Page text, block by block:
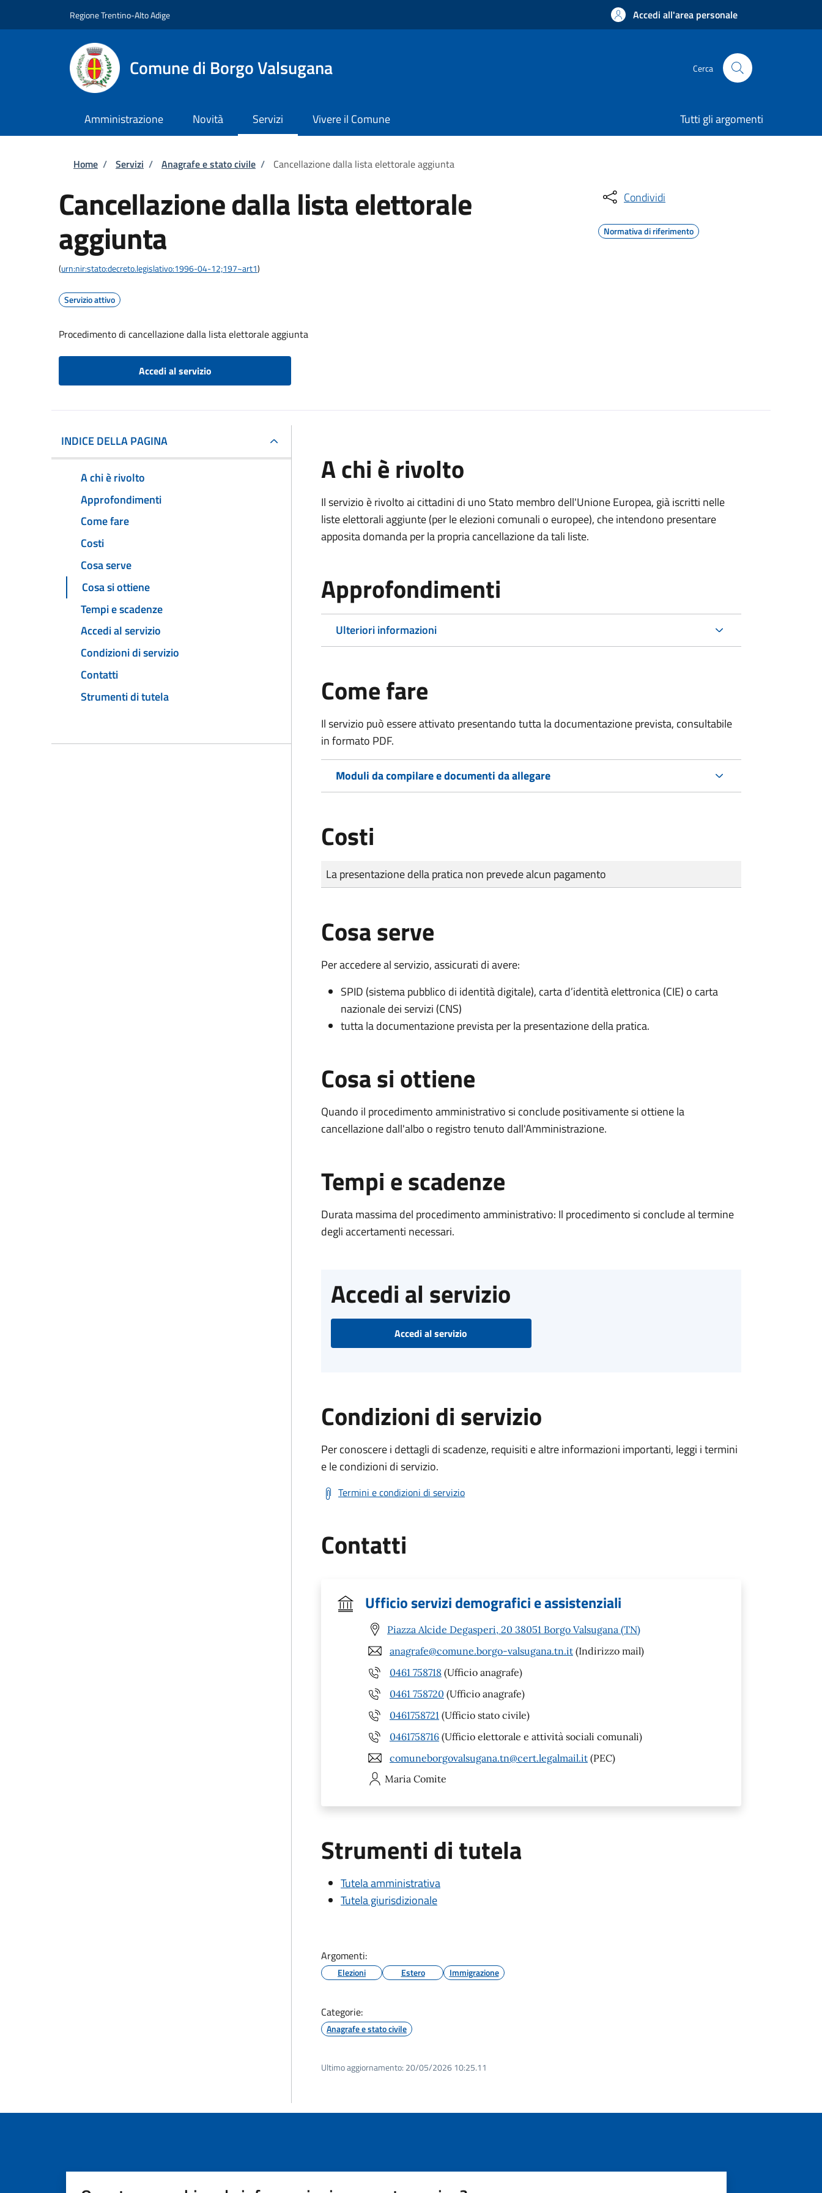
Regione Trentino-Alto Adige Accedi all'area personale
Comune di Borgo Valsugana Cerca
Amministrazione Novità Servizi Vivere il Comune Tutti gli argomenti
Briciole di pane
Home / Servizi / Anagrafe e stato civile / Cancellazione dalla lista elettorale aggiunta
Cancellazione dalla lista elettorale
aggiunta
(urn:nir:stato:decreto.legislativo:1996-04-12;197~art1)
Servizio attivo
Procedimento di cancellazione dalla lista elettorale aggiunta
Accedi al servizio
Condividi
Normativa di riferimento
INDICE DELLA PAGINA
A chi è rivolto
Approfondimenti
Come fare
Costi
Cosa serve
Cosa si ottiene
Tempi e scadenze
Accedi al servizio
Condizioni di servizio
Contatti
Strumenti di tutela
A chi è rivolto
Il servizio è rivolto ai cittadini di uno Stato membro dell'Unione Europea, già iscritti nelle
liste elettorali aggiunte (per le elezioni comunali o europee), che intendono presentare
apposita domanda per la propria cancellazione da tali liste.
Approfondimenti
Ulteriori informazioni
Come fare
Il servizio può essere attivato presentando tutta la documentazione prevista, consultabile
in formato PDF.
Moduli da compilare e documenti da allegare
Costi
Tipo di pagamento
Importo
La presentazione della pratica non prevede alcun pagamento
Cosa serve
Per accedere al servizio, assicurati di avere:
SPID (sistema pubblico di identità digitale), carta d’identità elettronica (CIE) o carta
nazionale dei servizi (CNS)
tutta la documentazione prevista per la presentazione della pratica.
Cosa si ottiene
Quando il procedimento amministrativo si conclude positivamente si ottiene la
cancellazione dall'albo o registro tenuto dall'Amministrazione.
Tempi e scadenze
Durata massima del procedimento amministrativo: Il procedimento si conclude al termine
degli accertamenti necessari.
Accedi al servizio
Accedi al servizio
Condizioni di servizio
Per conoscere i dettagli di scadenze, requisiti e altre informazioni importanti, leggi i termini
e le condizioni di servizio.
Termini e condizioni di servizio
Contatti
Ufficio servizi demografici e assistenziali
Piazza Alcide Degasperi, 20 38051 Borgo Valsugana (TN)
anagrafe@comune.borgo-valsugana.tn.it (Indirizzo mail)
0461 758718 (Ufficio anagrafe)
0461 758720 (Ufficio anagrafe)
0461758721 (Ufficio stato civile)
0461758716 (Ufficio elettorale e attività sociali comunali)
comuneborgovalsugana.tn@cert.legalmail.it (PEC)
Maria Comite
Strumenti di tutela
Tutela amministrativa
Tutela giurisdizionale
Argomenti:
Elezioni Estero Immigrazione
Categorie:
Anagrafe e stato civile
Ultimo aggiornamento: 20/05/2026 10:25.11